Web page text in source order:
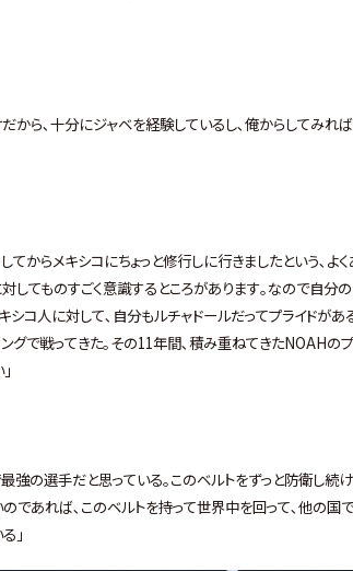
ら､十分にジャベを経験しているし､俺からしてみれ
からメキシコにちょっと修行しに行きましたという､よく
てものすごく意識するところがあります｡なので自分
コ人に対して､自分もルチャドールだってプライドがあ
グで戦ってきた｡その11年間､積み重ねてきたNOAHの
の選手だと思っている｡このベルトをずっと防衛し続
であれば､このベルトを持って世界中を回って､他の国
｣